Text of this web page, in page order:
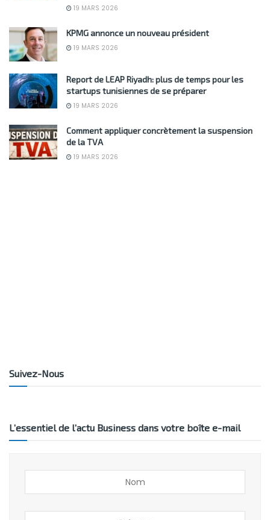
19 MARS 2026
KPMG annonce un nouveau président
19 MARS 2026
Report de LEAP Riyadh: plus de temps pour les
startups tunisiennes de se préparer
19 MARS 2026
Comment appliquer concrètement la suspension
de la TVA
19 MARS 2026
Suivez-Nous
L’essentiel de l’actu Business dans votre boîte e-mail